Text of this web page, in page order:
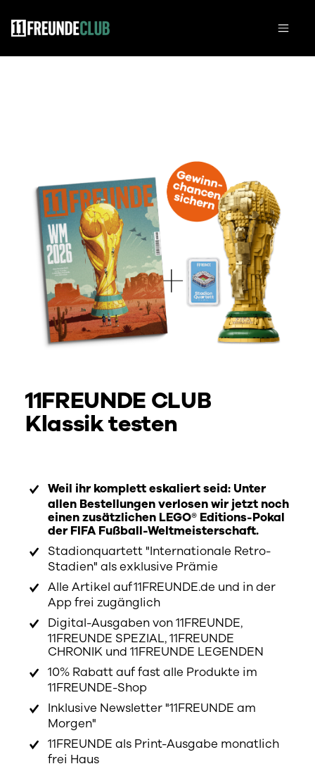
11FREUNDE CLUB
Klassik testen
Weil ihr komplett eskaliert seid: Unter
allen Bestellungen verlosen wir jetzt noch
einen zusätzlichen LEGO® Editions-Pokal
der FIFA Fußball-Weltmeisterschaft.
Stadionquartett "Internationale Retro-
Stadien" als exklusive Prämie
Alle Artikel auf 11FREUNDE.de und in der
App frei zugänglich
Digital-Ausgaben von 11FREUNDE,
11FREUNDE SPEZIAL, 11FREUNDE
CHRONIK und 11FREUNDE LEGENDEN
10% Rabatt auf fast alle Produkte im
11FREUNDE-Shop
Inklusive Newsletter "11FREUNDE am
Morgen"
11FREUNDE als Print-Ausgabe monatlich
frei Haus